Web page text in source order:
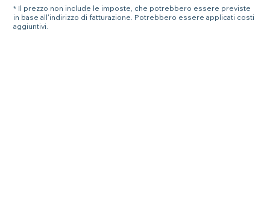
* Il prezzo non include le imposte, che potrebbero essere previste
in base all'indirizzo di fatturazione. Potrebbero essere applicati costi
aggiuntivi.